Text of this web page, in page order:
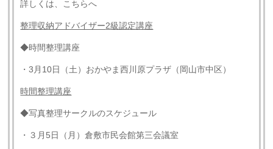
詳しくは、こちらへ
整理収納アドバイザー2級認定講座
◆時間整理講座
・3月10日（土）おかやま西川原プラザ（岡山市中区）
時間整理講座
◆写真整理サークルのスケジュール
・３月5日（月）倉敷市民会館第三会議室